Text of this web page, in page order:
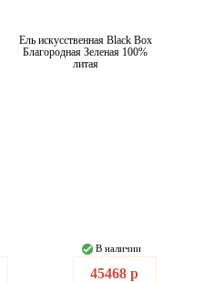
Ель искусственная Black Box
Благородная Зеленая 100%
литая
В наличии
45468 р